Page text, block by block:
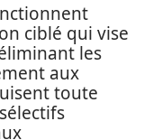
ciblé qui vise
les
aux
toute